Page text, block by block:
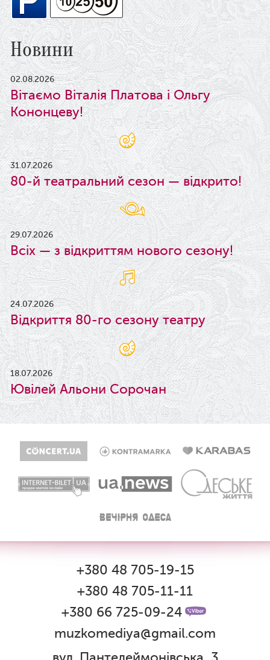
Новини
02.08.2026
Вітаємо Віталія Платова і Ольгу
Кононцеву!
31.07.2026
80-й театральний сезон — відкрито!
29.07.2026
Всіх — з відкриттям нового сезону!
24.07.2026
Відкриття 80-го сезону театру
18.07.2026
Ювілей Альони Сорочан
+380 48 705-19-15
+380 48 705-11-11
+380 66 725-09-24
muzkomediya@gmail.com